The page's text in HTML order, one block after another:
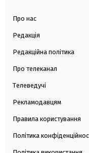
Про нас
Редакція
Редакційна політика
Про телеканал
Телеведучі
Рекламодавцям
Правила користування
Політика